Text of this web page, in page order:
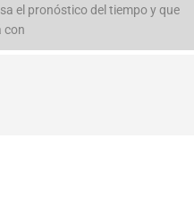
el pronóstico del tiempo y que
con